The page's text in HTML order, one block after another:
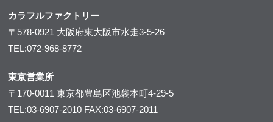
カラフルファクトリー
〒578-0921 大阪府東大阪市水走3-5-26
TEL:072-968-8772
東京営業所
〒170-0011東京都豊島区池袋本町4-29-5
TEL:03-6907-2010 FAX:03-6907-2011